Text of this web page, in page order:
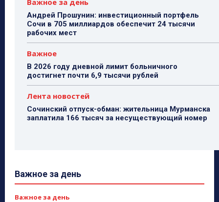
Андрей Прошунин: инвестиционный портфель
Сочи в 705 миллиардов обеспечит 24 тысячи
рабочих мест
Важное
В 2026 году дневной лимит больничного
достигнет почти 6,9 тысячи рублей
Лента новостей
Сочинский отпуск-обман: жительница Мурманска
заплатила 166 тысяч за несуществующий номер
Важное за день
Важное за день